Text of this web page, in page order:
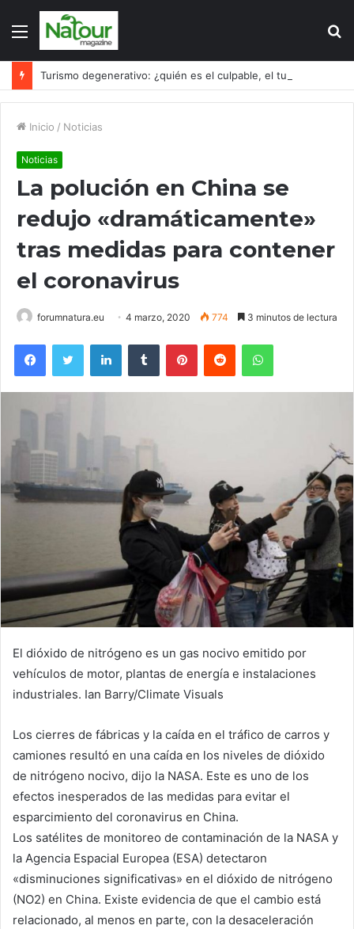
Menú
Inicio / Noticias
Noticias
La polución en China se
redujo «dramáticamente»
tras medidas para contener
el coronavirus
forumnatura.eu 4 marzo, 2020 774 3 minutos de lectura
FacebookTwitter LinkedInTumblr PinterestReddit WhatsApp
El dióxido de nitrógeno es un gas nocivo emitido por
vehículos de motor, plantas de energía e instalaciones
industriales. Ian Barry/Climate Visuals
Los cierres de fábricas y la caída en el tráfico de carros y
camiones resultó en una caída en los niveles de dióxido
de nitrógeno nocivo, dijo la NASA. Este es uno de los
efectos inesperados de las medidas para evitar el
esparcimiento del coronavirus en China.
Los satélites de monitoreo de contaminación de la NASA y
la Agencia Espacial Europea (ESA) detectaron
«disminuciones significativas» en el dióxido de nitrógeno
(NO2) en China. Existe evidencia de que el cambio está
relacionado, al menos en parte, con la desaceleración